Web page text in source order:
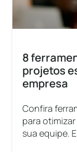
8
projetos
empresa
Confira
para
sua equipe.